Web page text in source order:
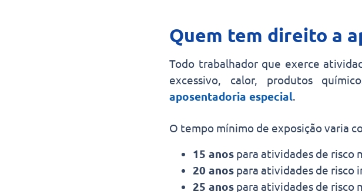
Quem tem direito a
Todo trabalhador que exerce
excessivo, calor, produtos
aposentadoria especial.
O tempo mínimo de exposição varia
15 anos para atividades de risco
20 anos para atividades de risco
25 anos para atividades de risco